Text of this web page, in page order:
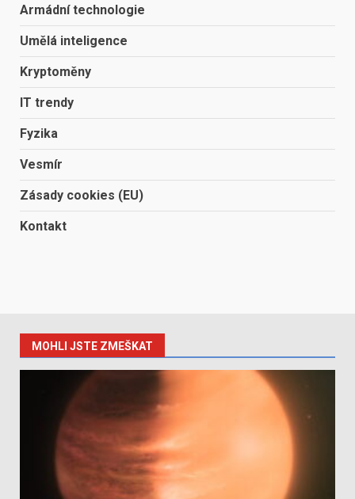
Armádní technologie
Umělá inteligence
Kryptoměny
IT trendy
Fyzika
Vesmír
Zásady cookies (EU)
Kontakt
MOHLI JSTE ZMEŠKAT